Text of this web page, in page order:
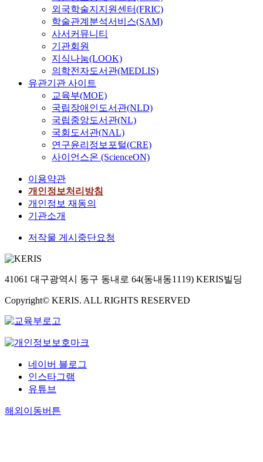
외국학술지지원센터(FRIC)
학술관계분석서비스(SAM)
사서커뮤니티
기관회원
지식나눔(LOOK)
의학전자도서관(MEDLIS)
유관기관 사이트
교육부(MOE)
국립장애인도서관(NLD)
국립중앙도서관(NL)
국회도서관(NAL)
연구윤리정보포털(CRE)
사이언스온 (ScienceON)
이용약관
개인정보처리방침
개인정보 재동의
기관소개
저작물 게시중단요청
41061 대구광역시 동구 동내로 64(동내동1119) KERIS빌딩
Copyright© KERIS. ALL RIGHTS RESERVED
네이버 블로그
인스타그램
유튜브
해외이동버튼